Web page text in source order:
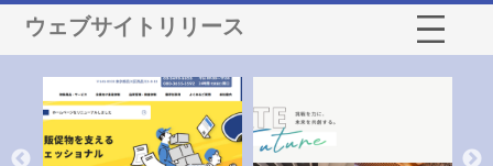
ウェブサイトリリース